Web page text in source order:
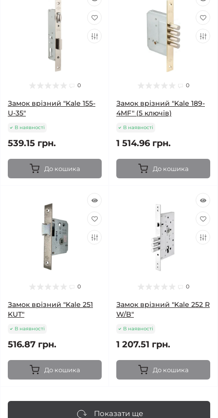
0
Замок врізний "Kale 155-
U-35"
В наявності
539.15 грн.
До кошика
0
Замок врізний "Kale 189-
4MF" (5 ключів)
В наявності
1 514.96 грн.
До кошика
0
Замок врізний "Kale 251
KUT"
В наявності
516.87 грн.
До кошика
0
Замок врізний "Kale 252 R
W/B"
В наявності
1 207.51 грн.
До кошика
Показати ще